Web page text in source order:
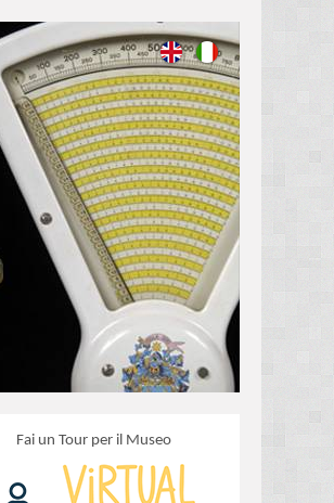
Fai un Tour per il Museo